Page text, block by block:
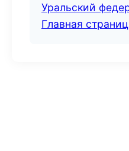
Уральский
Главная